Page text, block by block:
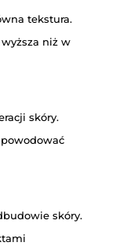
tekstura.
niż w
skóry.
skóry.